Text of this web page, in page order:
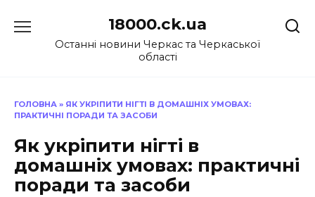
до
18000.ck.ua
Останні новини Черкас та Черкаської
області
ГОЛОВНА » ЯК УКРІПИТИ НІГТІ В ДОМАШНІХ УМОВАХ:
ПРАКТИЧНІ ПОРАДИ ТА ЗАСОБИ
Як укріпити нігті в
домашніх умовах: практичні
поради та засоби